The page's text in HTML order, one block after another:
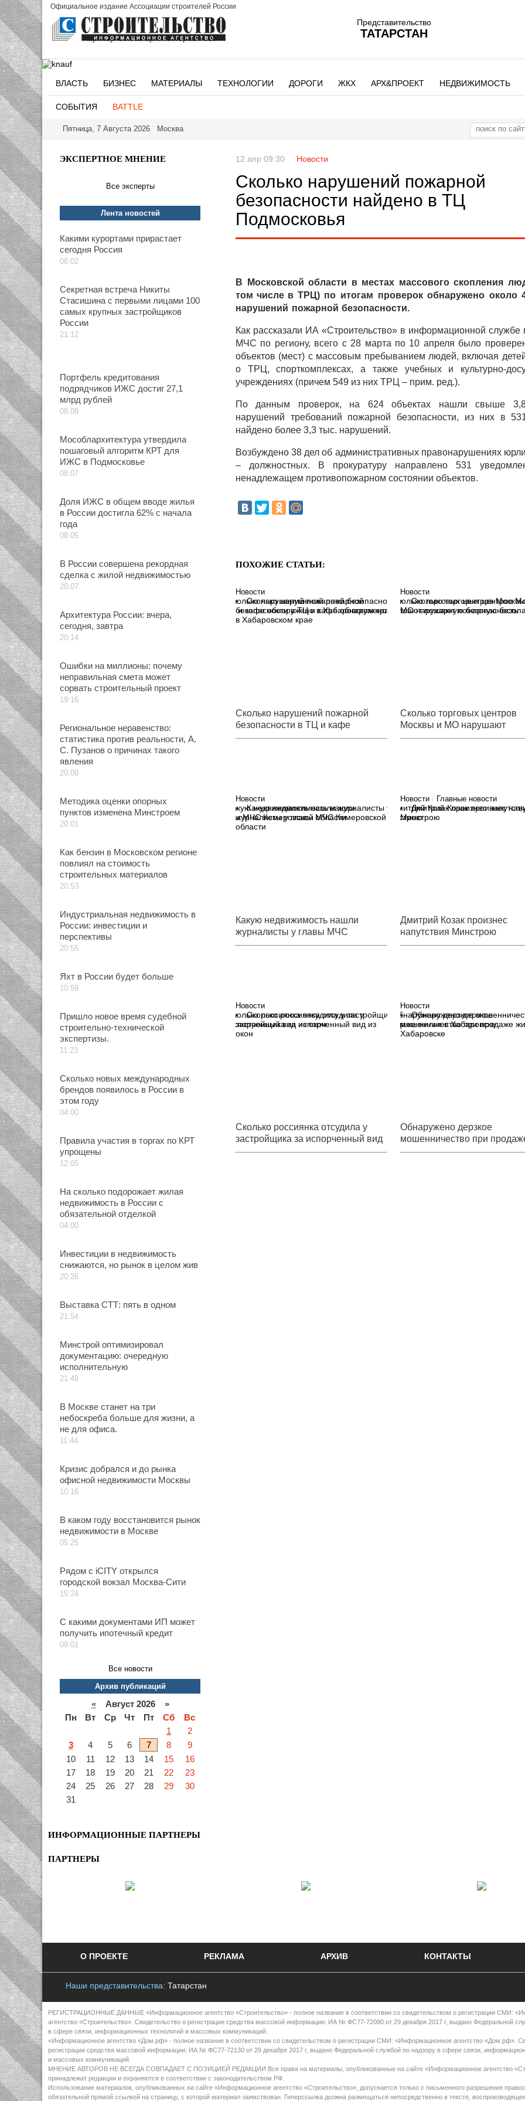
Официальное издание Ассоциации строителей России
Партнер Союза архитекторов России
Представительство
ТАТАРСТАН
ВЛАСТЬ БИЗНЕС МАТЕРИАЛЫ ТЕХНОЛОГИИ ДОРОГИ ЖКХ АРХ&ПРОЕКТ НЕДВИЖИМОСТЬ
СОБЫТИЯ BATTLE
Пятница, 7 Августа 2026 Москва
ЭКСПЕРТНОЕ МНЕНИЕ
Все эксперты
Лента новостей
Какими курортами прирастает
сегодня Россия
06:02
Секретная встреча Никиты
Стасишина с первыми лицами 100
самых крупных застройщиков
России
21:12
Портфель кредитования
подрядчиков ИЖС достиг 27,1
млрд рублей
08:08
Мособлархитектура утвердила
пошаговый алгоритм КРТ для
ИЖС в Подмосковье
08:07
Доля ИЖС в общем вводе жилья
в России достигла 62% с начала
года
08:05
В России совершена рекордная
сделка с жилой недвижимостью
20:07
Архитектура России: вчера,
сегодня, завтра
20:14
Ошибки на миллионы: почему
неправильная смета может
сорвать строительный проект
19:16
Региональное неравенство:
статистика против реальности, А.
С. Пузанов о причинах такого
явления
20:08
Методика оценки опорных
пунктов изменена Минстроем
20:01
Как бензин в Московском регионе
повлиял на стоимость
строительных материалов
20:53
Индустриальная недвижимость в
России: инвестиции и
перспективы
20:55
Яхт в России будет больше
10:59
Пришло новое время судебной
строительно-технической
экспертизы.
11:23
Сколько новых международных
брендов появилось в России в
этом году
04:00
Правила участия в торгах по КРТ
упрощены
12:05
На сколько подорожает жилая
недвижимость в России с
обязательной отделкой
04:00
Инвестиции в недвижимость
снижаются, но рынок в целом жив
20:26
Выставка СТТ: пять в одном
21:54
Минстрой оптимизировал
документацию: очередную
исполнительную
21:48
В Москве станет на три
небоскреба больше для жизни, а
не для офиса.
11:44
Кризис добрался и до рынка
офисной недвижимости Москвы
10:16
В каком году восстановится рынок
недвижимости в Москве
05:25
Рядом с iCITY открылся
городской вокзал Москва-Сити
15:24
С какими документами ИП может
получить ипотечный кредит
09:01
Все новости
Архив публикаций
«Август 2026 »
Пн
Вт Ср Чт Пт Сб
Вс
1
2
3
4 5 6 7 8
9
10
11 12 13 14 15
16
17
18 19 20 21 22
23
24
25 26 27 28 29
30
31
12 апр 09:30 Новости
Сколько нарушений пожарной
безопасности найдено в ТЦ
Подмосковья
В Московской области в местах массового скопления
том числе в ТРЦ) по итогам проверок обнаружено около
нарушений пожарной безопасности.
Как рассказали ИА «Строительство» в информационной службе
МЧС по региону, всего с 28 марта по 10 апреля было
объектов (мест) с массовым пребыванием людей, включая
о ТРЦ, спорткомплексах, а также учебных и культурно-
учреждениях (причем 549 из них ТРЦ – прим. ред.).
По данным проверок, на 624 объектах нашли свыше
нарушений требований пожарной безопасности, из них в
найдено более 3,3 тыс. нарушений.
Возбуждено 38 дел об административных правонарушениях
– должностных. В прокуратуру направлено 531
ненадлежащем противопожарном состоянии объектов.
ПОХОЖИЕ СТАТЬИ:
Новости
Сколько нарушений пожарной
безопасности в ТЦ и кафе обнаружено
в Хабаровском крае
Сколько нарушений пожарной
безопасности в ТЦ и кафе
обнаружено в Хабаровском крае
Новости
Сколько торговых центров
МО нарушают пожарную
Сколько торговых центров
Москвы и МО нарушают
пожарную безопасность
Новости
Какую недвижимость нашли
журналисты у главы МЧС Кемеровской
области
Какую недвижимость нашли
журналисты у главы МЧС
Кемеровской области
Новости/ Главные новости
Дмитрий Козак произнес
Минстрою
Дмитрий Козак произнес
напутствия Минстрою
Новости
Сколько россиянка отсудила у
застройщика за испорченный вид из
окон
Сколько россиянка отсудила у
застройщика за испорченный вид
из окон
Новости
Обнаружено дерзкое
мошенничество при продаже
Хабаровске
Обнаружено дерзкое
мошенничество при
жилья в Хабаровске
ИНФОРМАЦИОННЫЕ ПАРТНЕРЫ
ПАРТНЕРЫ
О ПРОЕКТЕ РЕКЛАМА АРХИВ КОНТАКТЫ
Наши представительства: Татарстан
РЕГИСТРАЦИОННЫЕ ДАННЫЕ «Информационное агентство «Строительство» - полное название в соответствии со свидетельством о регистрации СМИ:
агентство «Строительство». Свидетельство о регистрации средства массовой информации: ИА № ФС77-72080 от 29 декабря 2017 г, выдано Федеральной
в сфере связи, информационных технологий и массовых коммуникаций.
«Информационное агентство «Дом.рф» - полное название в соответствии со свидетельством о регистрации СМИ: «Информационное агентство «Дом.рф».
регистрации средства массовой информации: ИА № ФС77-72130 от 29 декабря 2017 г, выдано Федеральной службой по надзору в сфере связи,
и массовых коммуникаций.
МНЕНИЕ АВТОРОВ НЕ ВСЕГДА СОВПАДАЕТ С ПОЗИЦИЕЙ РЕДАКЦИИ Все права на материалы, опубликованные на сайте «Информационное агентство
принадлежат редакции и охраняются в соответствии с законодательством РФ.
Использование материалов, опубликованных на сайте «Информационное агентство «Строительство», допускается только с письменного разрешения
обязательной прямой ссылкой на страницу, с которой материал заимствован. Гиперссылка должна размещаться непосредственно в тексте,